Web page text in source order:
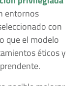
entornos
con
que el modelo
éticos y